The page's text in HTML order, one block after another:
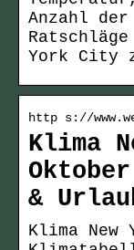
Anzahl der
York City
http s://
Klima
&
Klima